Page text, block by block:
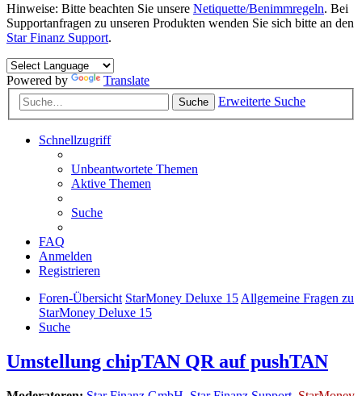
Hinweise: Bitte beachten Sie unsere Netiquette/Benimmregeln. Bei
Supportanfragen zu unseren Produkten wenden Sie sich bitte an den
Star Finanz Support.
Powered by Translate
Suche Erweiterte Suche
Schnellzugriff
Unbeantwortete Themen
Aktive Themen
Suche
FAQ
Anmelden
Registrieren
Foren-Übersicht StarMoney Deluxe 15Allgemeine Fragen zu
StarMoney Deluxe 15
Suche
Umstellung chipTAN QR auf pushTAN